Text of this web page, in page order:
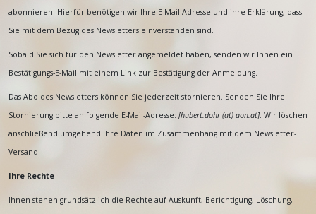
abonnieren. Hierfür benötigen wir Ihre E-Mail-Adresse und ihre Erklärung, dass
Sie mit dem Bezug des Newsletters einverstanden sind.
Sobald Sie sich für den Newsletter angemeldet haben, senden wir Ihnen ein
Bestätigungs-E-Mail mit einem Link zur Bestätigung der Anmeldung.
Das Abo des Newsletters können Sie jederzeit stornieren. Senden Sie Ihre
Stornierung bitte an folgende E-Mail-Adresse: [hubert.dohr (at) aon.at]. Wir löschen
anschließend umgehend Ihre Daten im Zusammenhang mit dem Newsletter-
Versand.
Ihre Rechte
Ihnen stehen grundsätzlich die Rechte auf Auskunft, Berichtigung, Löschung,